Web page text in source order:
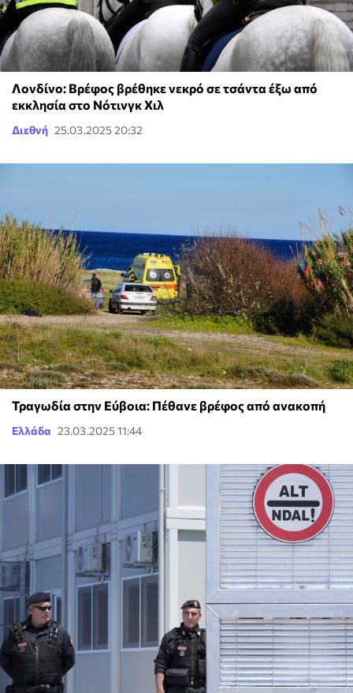
Λονδίνο: Βρέφος βρέθηκε νεκρό σε τσάντα έξω από
εκκλησία στο Νότινγκ Χιλ
Διεθνή 25.03.2025 20:32
Τραγωδία στην Εύβοια: Πέθανε βρέφος από ανακοπή
Ελλάδα 23.03.2025 11:44